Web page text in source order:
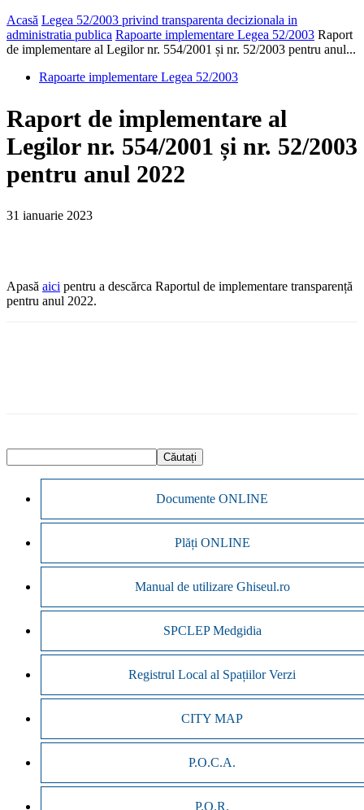
Acasă Legea 52/2003 privind transparenta decizionala in
administratia publica Rapoarte implementare Legea 52/2003 Raport
de implementare al Legilor nr. 554/2001 și nr. 52/2003 pentru anul...
Rapoarte implementare Legea 52/2003
Raport de implementare al
Legilor nr. 554/2001 și nr. 52/2003
pentru anul 2022
31 ianuarie 2023
Apasă aici pentru a descărca Raportul de implementare transparență
pentru anul 2022.
Documente ONLINE
Plăți ONLINE
Manual de utilizare Ghiseul.ro
SPCLEP Medgidia
Registrul Local al Spațiilor Verzi
CITY MAP
P.O.C.A.
P.O.R.